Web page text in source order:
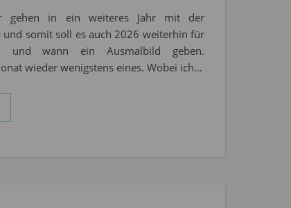
gehen in ein weiteres Jahr mit der
und somit soll es auch 2026 weiterhin für
und wann ein Ausmalbild geben.
wieder wenigstens eines. Wobei ich…